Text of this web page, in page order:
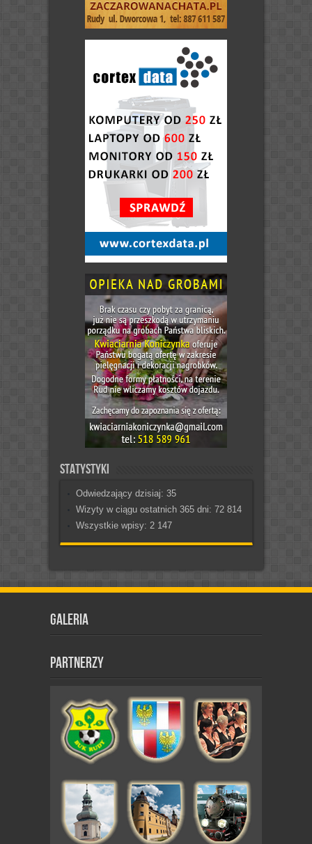
Statystyki
Odwiedzający dzisiaj: 35
Wizyty w ciągu ostatnich 365 dni: 72 814
Wszystkie wpisy: 2 147
Galeria
Partnerzy